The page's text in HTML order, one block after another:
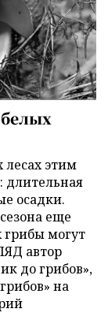
лесах этим
длительная
осадки.
еще
грибы могут
автор
до грибов»,
на